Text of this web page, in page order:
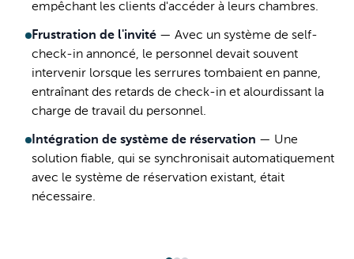
empêchant les clients d'accéder à leurs chambres.
Frustration de l'invité — Avec un système de self-
check-in annoncé, le personnel devait souvent
intervenir lorsque les serrures tombaient en panne,
entraînant des retards de check-in et alourdissant la
charge de travail du personnel.
Intégration de système de réservation — Une
solution fiable, qui se synchronisait automatiquement
avec le système de réservation existant, était
nécessaire.